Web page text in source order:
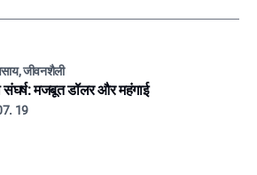
जीवनशैली
मजबूत डॉलर और महंगाई
19